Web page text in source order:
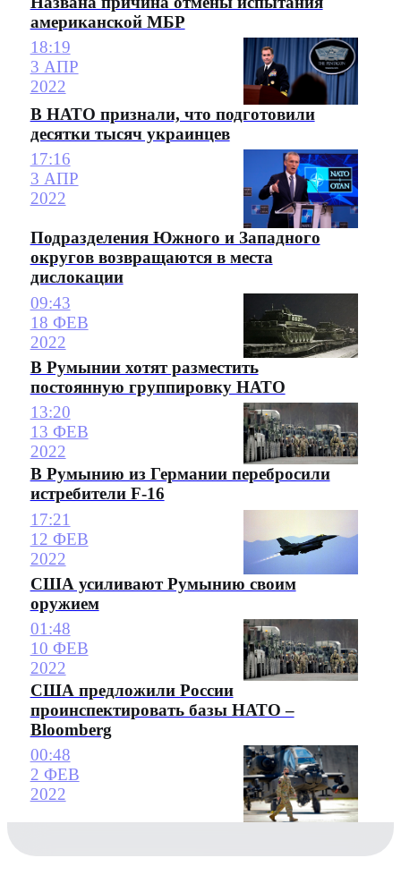
американской МБР
18:19
3 АПР
2022
В НАТО признали, что подготовили
десятки тысяч украинцев
17:16
3 АПР
2022
Подразделения Южного и Западного
округов возвращаются в места
дислокации
09:43
18 ФЕВ
2022
В Румынии хотят разместить
постоянную группировку НАТО
13:20
13 ФЕВ
2022
В Румынию из Германии перебросили
истребители F-16
17:21
12 ФЕВ
2022
США усиливают Румынию своим
оружием
01:48
10 ФЕВ
2022
США предложили России
проинспектировать базы НАТО –
Bloomberg
00:48
2 ФЕВ
2022